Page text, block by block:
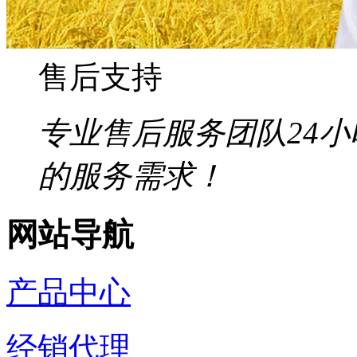
售后支持
专业售后服务团队24
的服务需求！
网站导航
产品中心
经销代理